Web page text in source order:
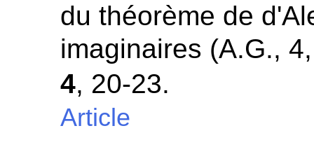
du théorème de
imaginaires (A.G.,
4, 20-23.
Article